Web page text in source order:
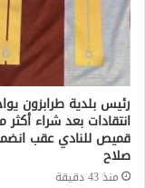
رئيس بلدية طرابزون
قميص للنادي عقب
صلاح
منذ 43 دقيقة